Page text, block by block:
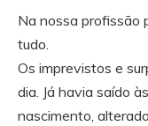
Na nossa profissão
tudo.
Os imprevistos e
dia. Já havia saído
nascimento,